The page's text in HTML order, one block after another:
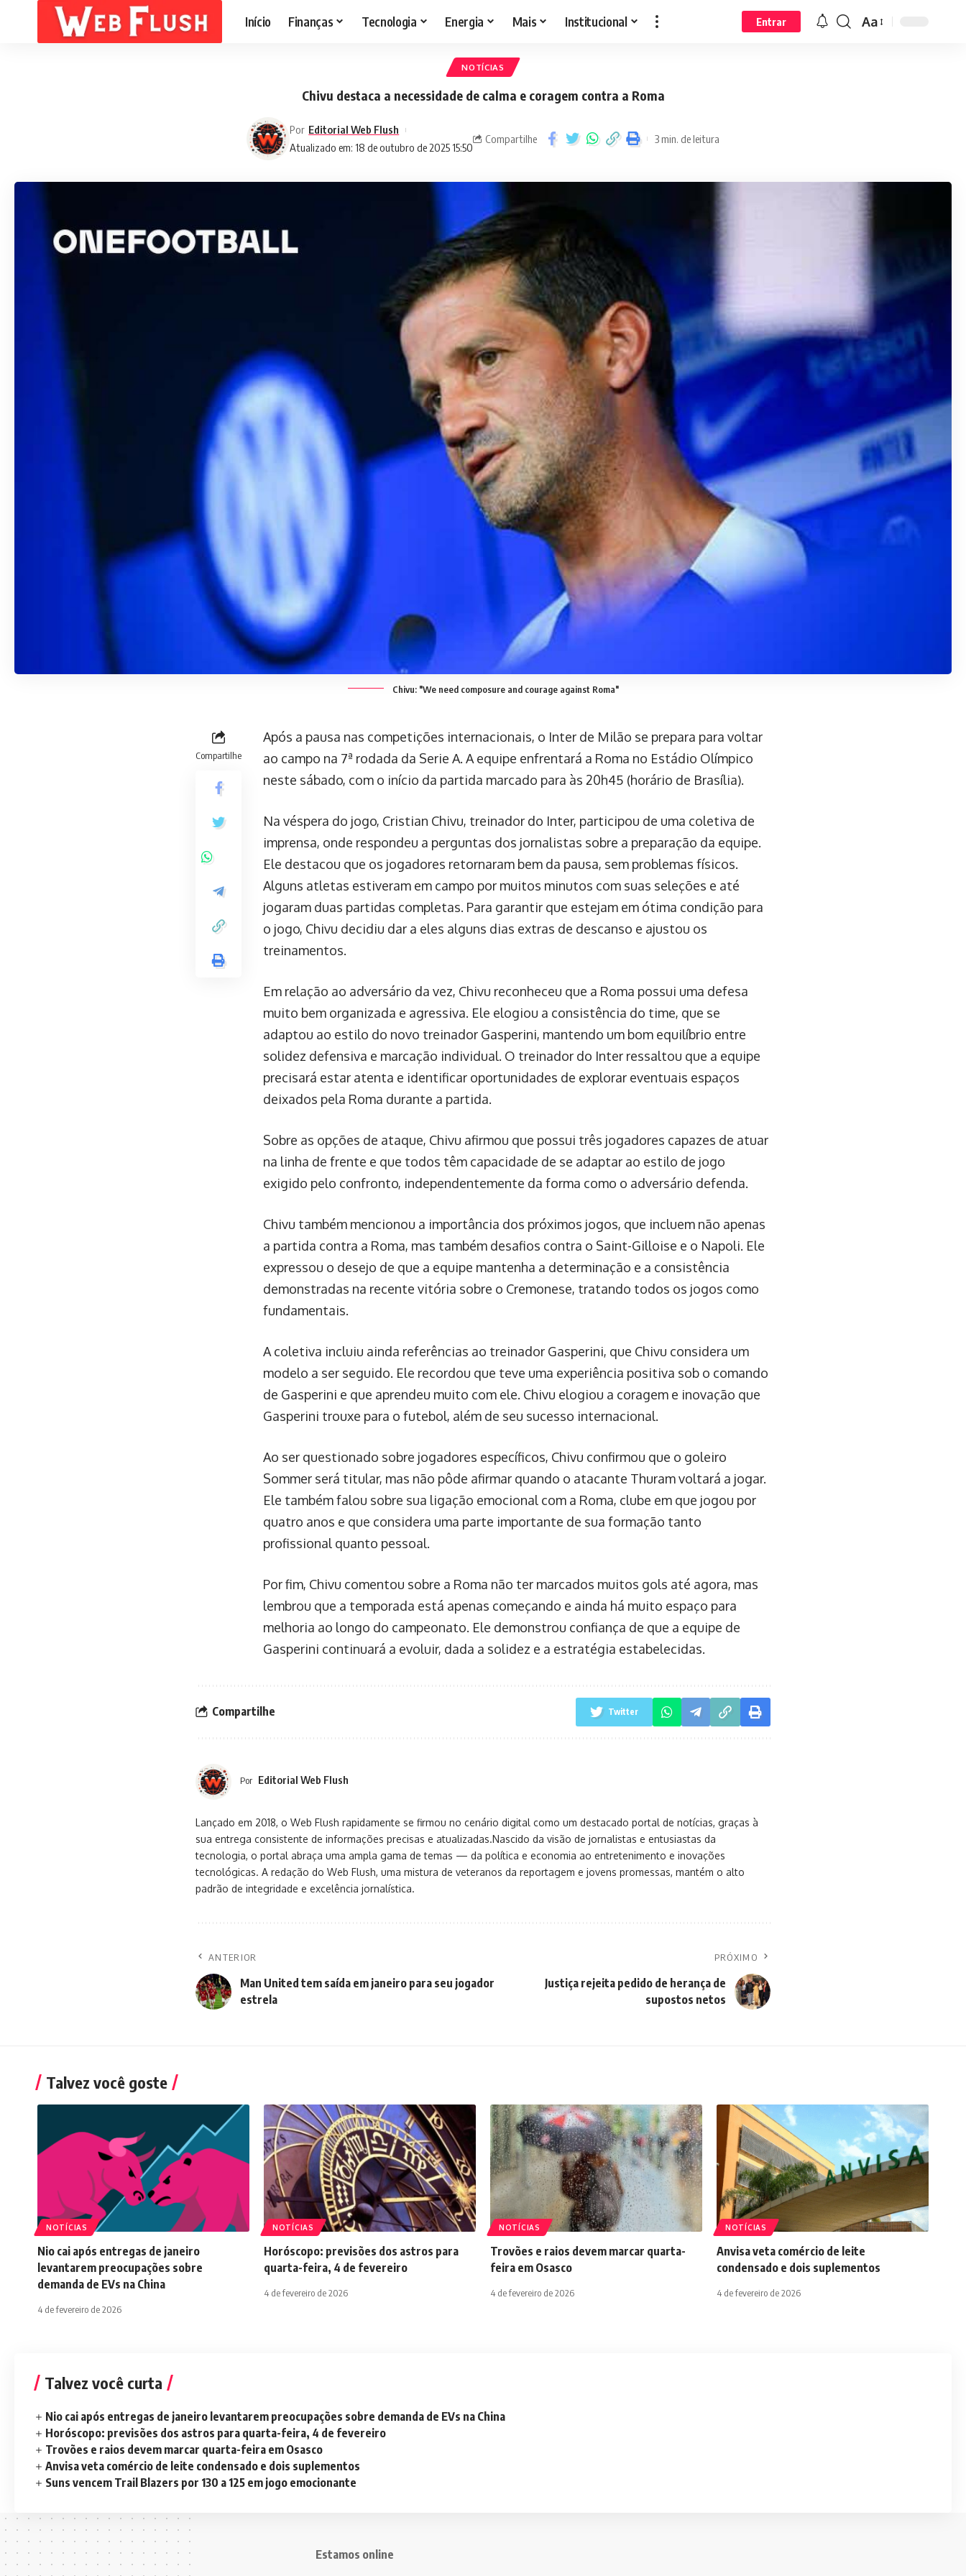
Início Finanças Tecnologia Energia Mais Institucional Entrar Aa
NOTÍCIAS
Chivu destaca a necessidade de calma e coragem contra a Roma
Atualizado em: 18 de outubro de 2025 15:50
Por Editorial Web Flush
Compartilhe 3 min. de leitura
Chivu: "We need composure and courage against Roma"
Compartilhe
Após a pausa nas competições internacionais, o Inter de Milão se prepara para voltar
ao campo na 7ª rodada da Serie A. A equipe enfrentará a Roma no Estádio Olímpico
neste sábado, com o início da partida marcado para às 20h45 (horário de Brasília).
Na véspera do jogo, Cristian Chivu, treinador do Inter, participou de uma coletiva de
imprensa, onde respondeu a perguntas dos jornalistas sobre a preparação da equipe.
Ele destacou que os jogadores retornaram bem da pausa, sem problemas físicos.
Alguns atletas estiveram em campo por muitos minutos com suas seleções e até
jogaram duas partidas completas. Para garantir que estejam em ótima condição para
o jogo, Chivu decidiu dar a eles alguns dias extras de descanso e ajustou os
treinamentos.
Em relação ao adversário da vez, Chivu reconheceu que a Roma possui uma defesa
muito bem organizada e agressiva. Ele elogiou a consistência do time, que se
adaptou ao estilo do novo treinador Gasperini, mantendo um bom equilíbrio entre
solidez defensiva e marcação individual. O treinador do Inter ressaltou que a equipe
precisará estar atenta e identificar oportunidades de explorar eventuais espaços
deixados pela Roma durante a partida.
Sobre as opções de ataque, Chivu afirmou que possui três jogadores capazes de atuar
na linha de frente e que todos têm capacidade de se adaptar ao estilo de jogo
exigido pelo confronto, independentemente da forma como o adversário defenda.
Chivu também mencionou a importância dos próximos jogos, que incluem não apenas
a partida contra a Roma, mas também desafios contra o Saint-Gilloise e o Napoli. Ele
expressou o desejo de que a equipe mantenha a determinação e a consistência
demonstradas na recente vitória sobre o Cremonese, tratando todos os jogos como
fundamentais.
A coletiva incluiu ainda referências ao treinador Gasperini, que Chivu considera um
modelo a ser seguido. Ele recordou que teve uma experiência positiva sob o comando
de Gasperini e que aprendeu muito com ele. Chivu elogiou a coragem e inovação que
Gasperini trouxe para o futebol, além de seu sucesso internacional.
Ao ser questionado sobre jogadores específicos, Chivu confirmou que o goleiro
Sommer será titular, mas não pôde afirmar quando o atacante Thuram voltará a jogar.
Ele também falou sobre sua ligação emocional com a Roma, clube em que jogou por
quatro anos e que considera uma parte importante de sua formação tanto
profissional quanto pessoal.
Por fim, Chivu comentou sobre a Roma não ter marcados muitos gols até agora, mas
lembrou que a temporada está apenas começando e ainda há muito espaço para
melhoria ao longo do campeonato. Ele demonstrou confiança de que a equipe de
Gasperini continuará a evoluir, dada a solidez e a estratégia estabelecidas.
Compartilhe Twitter
Por Editorial Web Flush
Lançado em 2018, o Web Flush rapidamente se firmou no cenário digital como um destacado portal de notícias, graças à
sua entrega consistente de informações precisas e atualizadas.Nascido da visão de jornalistas e entusiastas da
tecnologia, o portal abraça uma ampla gama de temas — da política e economia ao entretenimento e inovações
tecnológicas. A redação do Web Flush, uma mistura de veteranos da reportagem e jovens promessas, mantém o alto
padrão de integridade e excelência jornalística.
ANTERIOR
Man United tem saída em janeiro para seu jogador
estrela
PRÓXIMO
Justiça rejeita pedido de herança de
supostos netos
Talvez você goste
NOTÍCIAS
Nio cai após entregas de janeiro
levantarem preocupações sobre
demanda de EVs na China
4 de fevereiro de 2026
NOTÍCIAS
Horóscopo: previsões dos astros para
quarta-feira, 4 de fevereiro
4 de fevereiro de 2026
NOTÍCIAS
Trovões e raios devem marcar quarta-
feira em Osasco
4 de fevereiro de 2026
NOTÍCIAS
Anvisa veta comércio de leite
condensado e dois suplementos
4 de fevereiro de 2026
Talvez você curta
Nio cai após entregas de janeiro levantarem preocupações sobre demanda de EVs na China
Horóscopo: previsões dos astros para quarta-feira, 4 de fevereiro
Trovões e raios devem marcar quarta-feira em Osasco
Anvisa veta comércio de leite condensado e dois suplementos
Suns vencem Trail Blazers por 130 a 125 em jogo emocionante
Estamos online